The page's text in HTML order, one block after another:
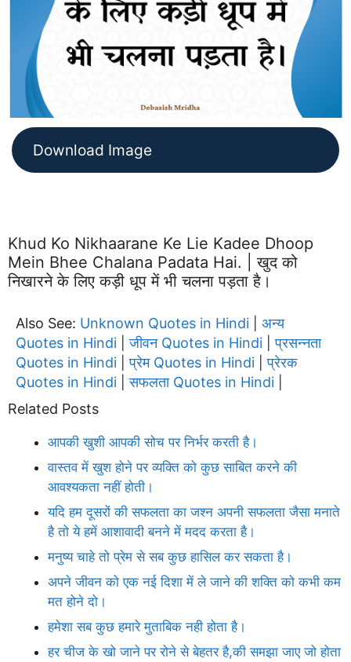
Download Image
Khud Ko Nikhaarane Ke Lie Kadee Dhoop
Mein Bhee Chalana Padata Hai. | खुद को
निखारने के लिए कड़ी धूप में भी चलना पड़ता है।
Also See: Unknown Quotes in Hindi
अन्य
Quotes in Hindi |जीवन Quotes in Hindi |प्रसन्नता
Quotes in Hindi |प्रेम Quotes in Hindi |प्रेरक
Quotes in Hindi |सफलता Quotes in Hindi
Related Posts
आपकी खुशी आपकी सोच पर निर्भर करती है।
वास्तव में खुश होने पर व्यक्ति को कुछ साबित करने की
आवश्यकता नहीं होती।
यदि हम दूसरों की सफलता का जश्न अपनी सफलता जैसा मनाते
है तो ये हमें आशावादी बनने में मदद करता है।
मनुष्य चाहे तो प्रेम से सब कुछ हासिल कर सकता है।
अपने जीवन को एक नई दिशा में ले जाने की शक्ति को कभी कम
मत होने दो।
हमेशा सब कुछ हमारे मुताबिक नही होता है।
हर चीज के खो जाने पर रोने से बेहतर है,की समझा जाए जो होता